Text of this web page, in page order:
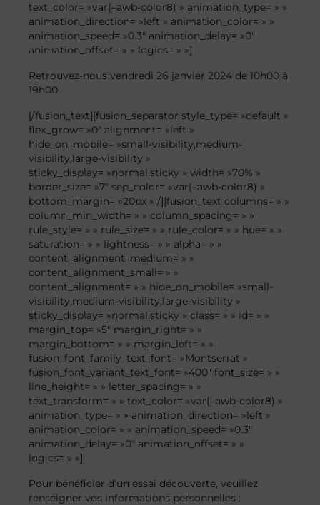
text_color= »var(–awb-color8) » animation_type= » »
animation_direction= »left » animation_color= » »
animation_speed= »0.3″ animation_delay= »0″
animation_offset= » » logics= » »]
Retrouvez-nous vendredi 26 janvier 2024 de 10h00 à
19h00
[/fusion_text][fusion_separator style_type= »default »
flex_grow= »0″ alignment= »left »
hide_on_mobile= »small-visibility,medium-
visibility,large-visibility »
sticky_display= »normal,sticky » width= »70% »
border_size= »7″ sep_color= »var(–awb-color8) »
bottom_margin= »20px » /][fusion_text columns= » »
column_min_width= » » column_spacing= » »
rule_style= » » rule_size= » » rule_color= » » hue= » »
saturation= » » lightness= » » alpha= » »
content_alignment_medium= » »
content_alignment_small= » »
content_alignment= » » hide_on_mobile= »small-
visibility,medium-visibility,large-visibility »
sticky_display= »normal,sticky » class= » » id= » »
margin_top= »5″ margin_right= » »
margin_bottom= » » margin_left= » »
fusion_font_family_text_font= »Montserrat »
fusion_font_variant_text_font= »400″ font_size= » »
line_height= » » letter_spacing= » »
text_transform= » » text_color= »var(–awb-color8) »
animation_type= » » animation_direction= »left »
animation_color= » » animation_speed= »0.3″
animation_delay= »0″ animation_offset= » »
logics= » »]
Pour bénéficier d’un essai découverte, veuillez
renseigner vos informations personnelles :